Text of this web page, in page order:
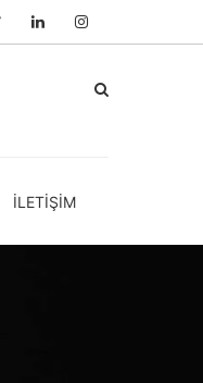
İLETIŞIM